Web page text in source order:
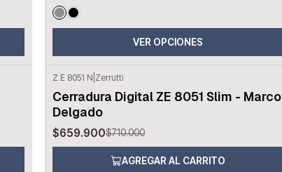
VER OPCIONES
Z E 8051 N Zerrutti
Cerradura Digital ZE 8051 Slim - Marco
Delgado
$659.900$710.000
AGREGAR AL CARRITO